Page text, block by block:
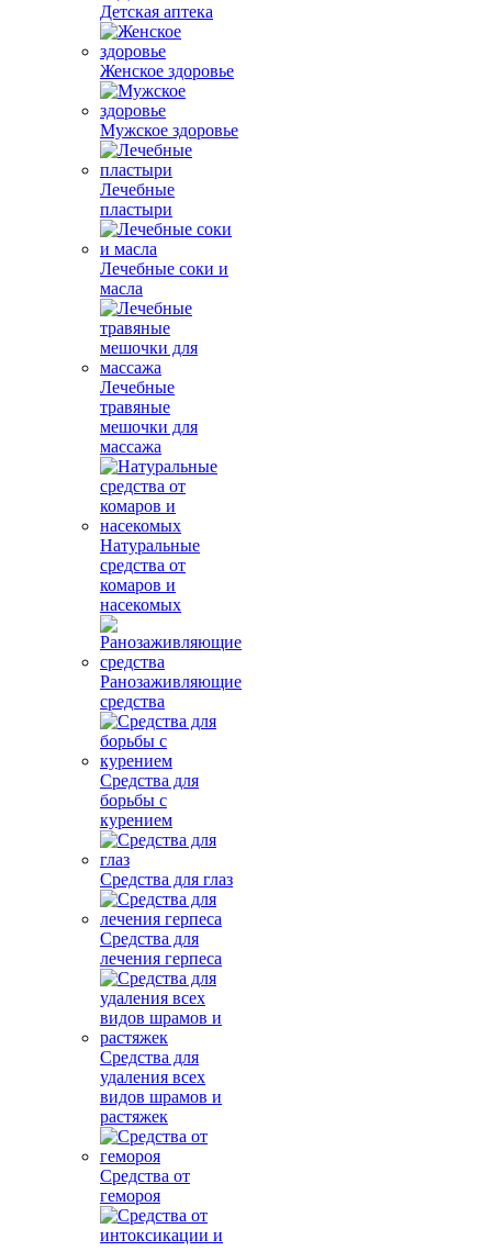
Детская аптека
Женское здоровье
Мужское здоровье
Лечебные
пластыри
Лечебные соки и
масла
Лечебные
травяные
мешочки для
массажа
Натуральные
средства от
комаров и
насекомых
Ранозаживляющие
средства
Средства для
борьбы с
курением
Средства для глаз
Средства для
лечения герпеса
Средства для
удаления всех
видов шрамов и
растяжек
Средства от
гемороя